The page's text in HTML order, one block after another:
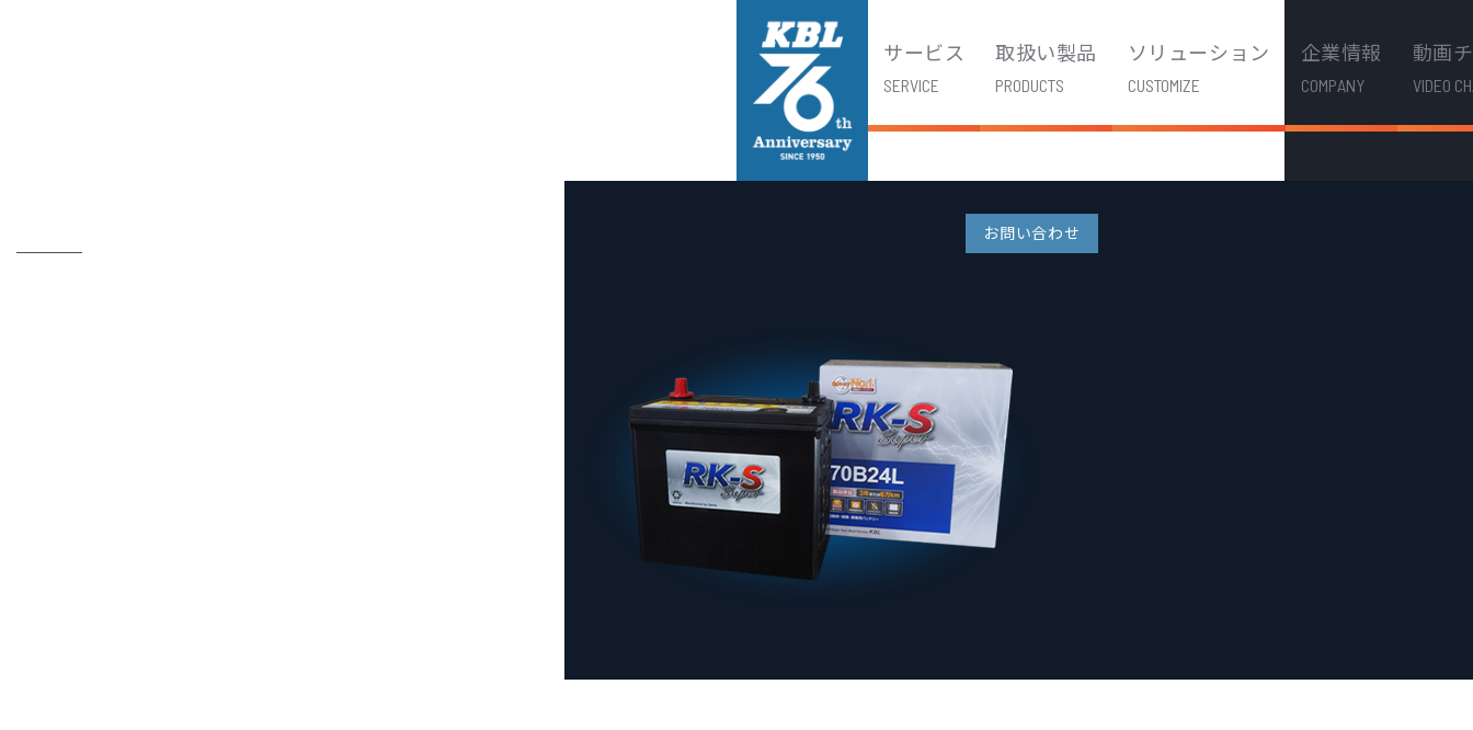
サービス
SERVICE
取扱い製品
PRODUCTS
ソリューション
CUSTOMIZE
企業情報
COMPANY
動画
VIDEO
お問い合わせ